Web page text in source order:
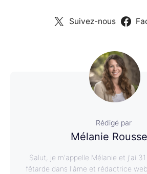
Suivez-nous
Rédigé par
Mélanie
Salut, je m'appelle Mélanie et j'ai
fêtarde dans l'âme et rédactrice